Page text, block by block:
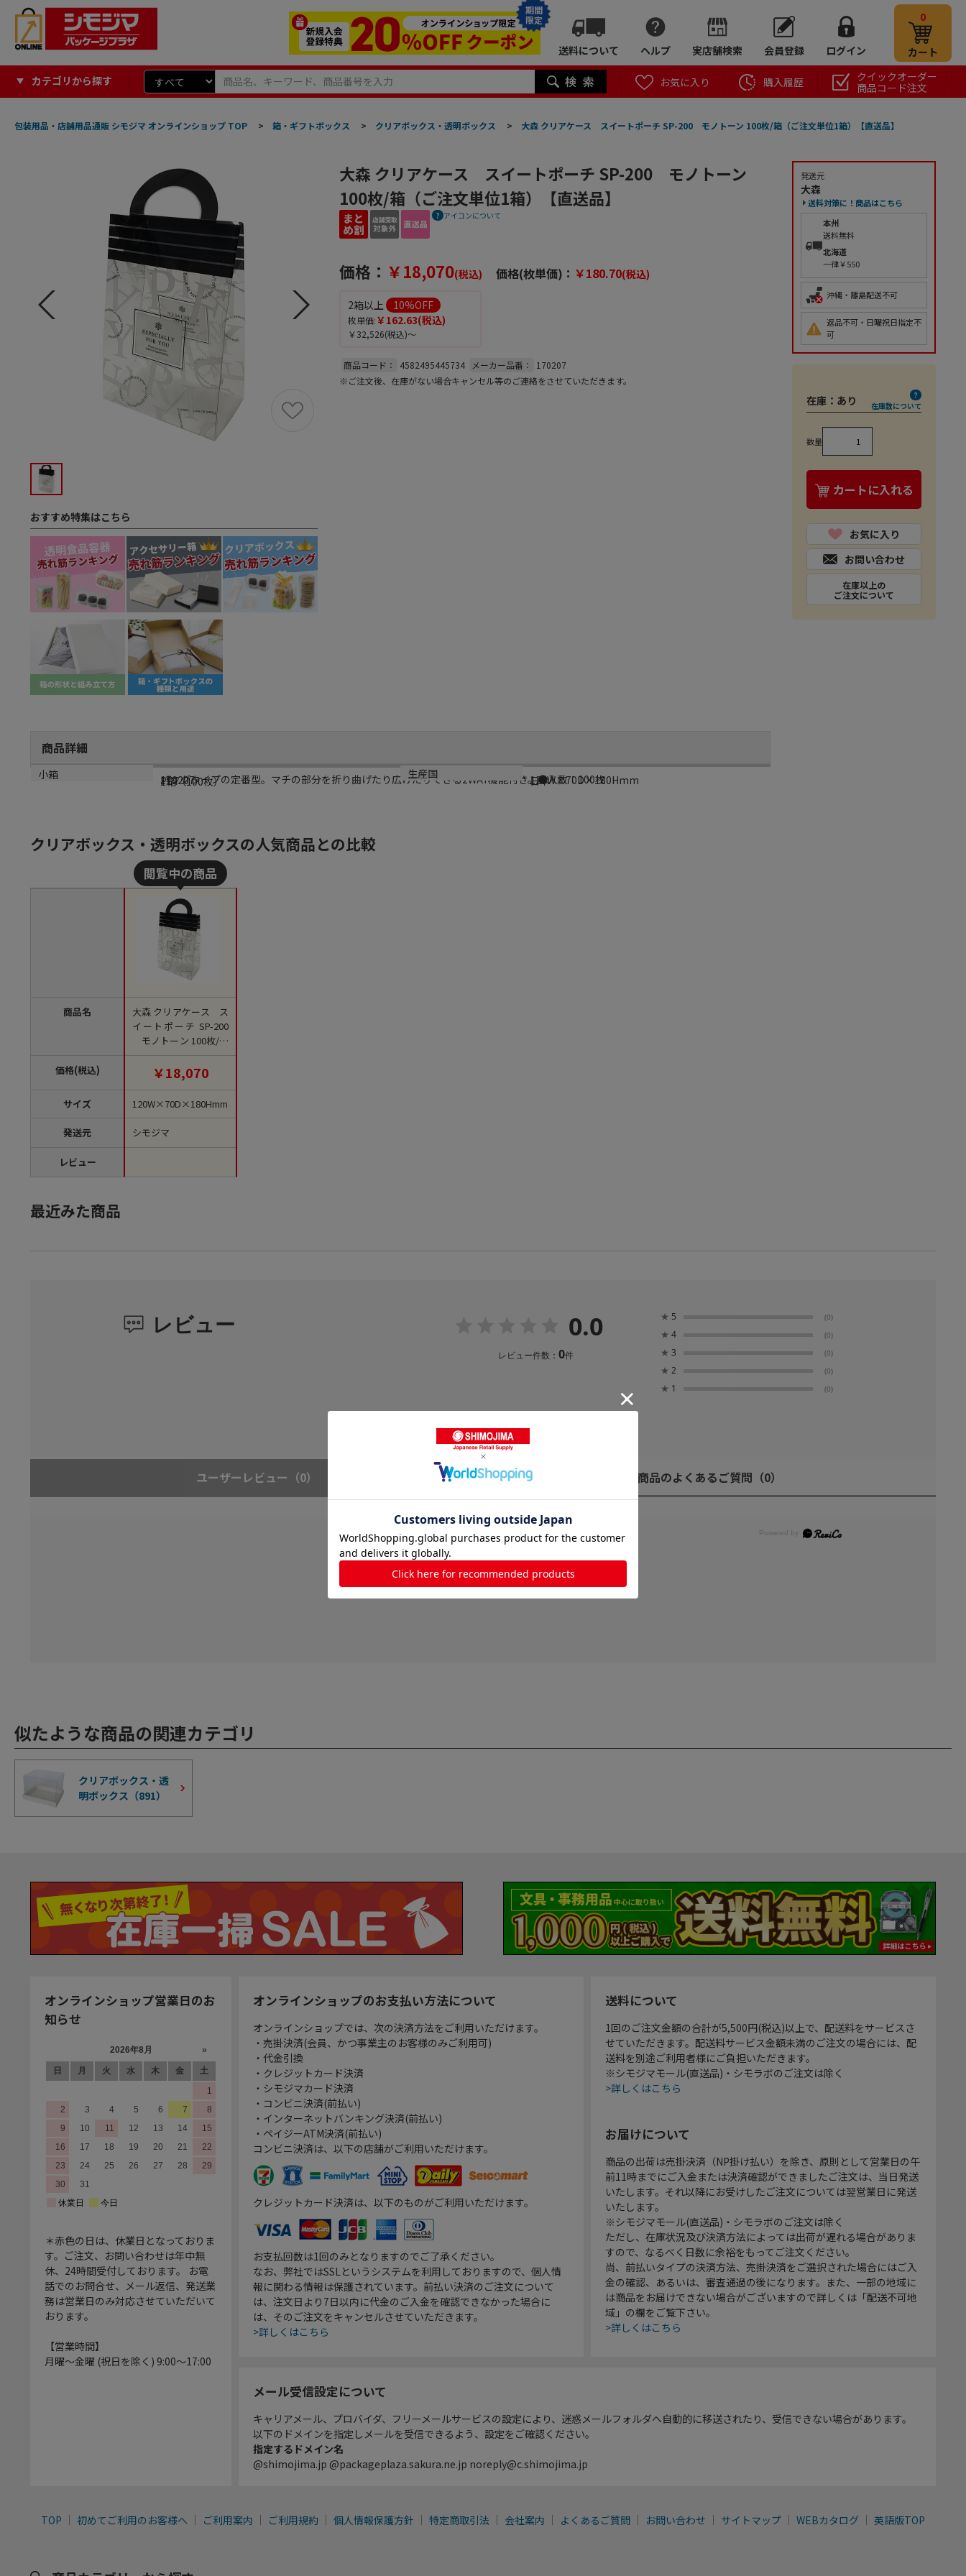
期間
限定
送料について ヘルプ 実店舗検索 会員登録 ログイン
0
カート
カテゴリから探す お気に入り 購入履歴
クイックオーダー
商品コード注文
包装用品・店舗用品通販 シモジマ オンラインショップ TOP > 箱・ギフトボックス > クリアボックス・透明ボックス > 大森 クリアケース スイートポーチ SP-200 モノトーン 100枚/箱（ご注文単位1箱）【直送品】
おすすめ特集はこちら
大森 クリアケース スイートポーチ SP-200 モノトーン
100枚/箱（ご注文単位1箱）【直送品】
アイコンについて
価格： ￥18,070(税込) 価格(枚単価)： ￥180.70(税込)
2箱以上 10%OFF
枚単価:￥162.63(税込)
￥32,526(税込)～
商品コード： 4582495445734 メーカー品番：
170207
※ご注文後、在庫がない場合キャンセル等のご連絡をさせていただきます。
商品詳細
商品説明
バッグタイプの定番型。マチの部分を折り曲げたり広げたりできる2WAY機能付き。●入数：100枚
メーカー品番
170207
サイズ
120W×70D×180Hmm
材質
PET
生産国
日本
小箱
1箱（100枚）
発送元
大森
送料対策に！商品はこちら
本州
送料無料
北海道
一律￥550
沖縄・離島配送不可
返品不可・日曜祝日指定不
可
在庫： あり 在庫数について
数量
カートに入れる
お気に入り
お問い合わせ
在庫以上の
ご注文について
クリアボックス・透明ボックスの人気商品との比較
商品名
価格(税込)
サイズ
発送元
レビュー
大森 クリアケース ス
イートポーチ SP-200
モノトーン 100枚/箱
（ご注文単位1箱）
【直送品】
￥18,070
120W×70D×180Hmm
シモジマ
最近みた商品
レビュー 0.0
レビュー件数： 0件
★ 5 (0)
★ 4 (0)
★ 3 (0)
★ 2 (0)
★ 1 (0)
ユーザーレビュー （0） 商品のよくあるご質問 （0）
レビューはありません。
似たような商品の関連カテゴリ
クリアボックス・透
明ボックス（891）
オンラインショップ営業日のお
知らせ
＊赤色の日は、休業日となっておりま
す。ご注文、お問い合わせは年中無
休、24時間受付しております。 お電
話でのお問合せ、メール返信、発送業
務は営業日のみ対応させていただいて
おります。
【営業時間】
月曜～金曜 (祝日を除く) 9:00～17:00
オンラインショップのお支払い方法について
オンラインショップでは、次の決済方法をご利用いただけます。
・売掛決済(会員、かつ事業主のお客様のみご利用可)
・代金引換
・クレジットカード決済
・シモジマカード決済
・コンビニ決済(前払い)
・インターネットバンキング決済(前払い)
・ペイジーATM決済(前払い)
コンビニ決済は、以下の店舗がご利用いただけます。
クレジットカード決済は、以下のものがご利用いただけます。
お支払回数は1回のみとなりますのでご了承ください。
なお、弊社ではSSLというシステムを利用しておりますので、個人情
報に関わる情報は保護されています。前払い決済のご注文について
は、注文日より7日以内に代金のご入金を確認できなかった場合に
は、そのご注文をキャンセルさせていただきます。
>詳しくはこちら
送料について
1回のご注文金額の合計が5,500円(税込)以上で、配送料をサービスさ
せていただきます。配送料サービス金額未満のご注文の場合には、配
送料を別途ご利用者様にご負担いただきます。
※シモジマモール(直送品)・シモラボのご注文は除く
>詳しくはこちら
お届けについて
商品の出荷は売掛決済（NP掛け払い）を除き、原則として営業日の午
前11時までにご入金または決済確認ができましたご注文は、当日発送
いたします。それ以降にお受けしたご注文については翌営業日に発送
いたします。
※シモジマモール(直送品)・シモラボのご注文は除く
ただし、在庫状況及び決済方法によっては出荷が遅れる場合がありま
すので、なるべく日数に余裕をもってご注文ください。
尚、前払いタイプの決済方法、売掛決済をご選択された場合にはご入
金の確認、あるいは、審査通過の後になります。また、一部の地域に
は商品をお届けできない場合がございますので詳しくは「配送不可地
域」の欄をご覧下さい。
>詳しくはこちら
メール受信設定について
キャリアメール、プロバイダ、フリーメールサービスの設定により、迷惑メールフォルダへ自動的に移送されたり、受信できない場合があります。
以下のドメインを指定しメールを受信できるよう、設定をご確認ください。
指定するドメイン名
@shimojima.jp @packageplaza.sakura.ne.jp noreply@c.shimojima.jp
TOP 初めてご利用のお客様へ ご利用案内 ご利用規約 個人情報保護方針 特定商取引法 会社案内 よくあるご質問 お問い合わせ サイトマップ WEBカタログ 英語版TOP